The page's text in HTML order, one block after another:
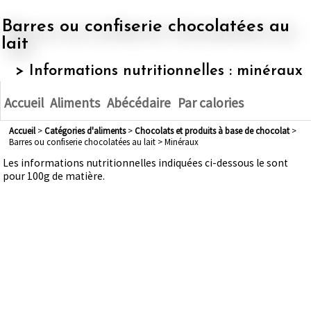
Barres ou confiserie chocolatées au
lait
> Informations nutritionnelles : minéraux
Accueil Aliments Abécédaire Par calories
Accueil> Catégories d'aliments> chocolats et produits à base de chocolat>
Barres ou confiserie chocolatées au lait > Minéraux
Les informations nutritionnelles indiquées ci-dessous le sont
pour 100g de matière.